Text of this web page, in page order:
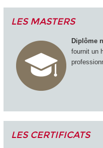
LES MASTERS
Diplôme
fournit un
LES CERTIFICATS